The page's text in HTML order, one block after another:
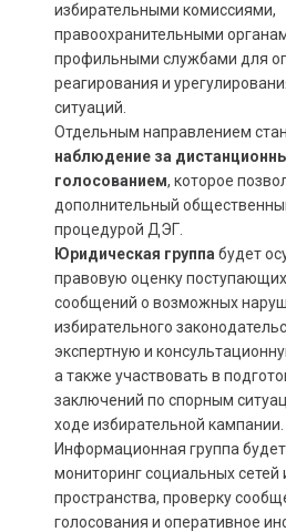
избирательными комиссиями,
правоохранительными
профильными службами для
реагирования и
ситуаций.
Отдельным направлением
наблюдение за
голосованием, которое
дополнительный
процедурой ДЭГ.
Юридическая группа будет
правовую оценку
сообщений о возможных
избирательного
экспертную и
а также участвовать в
заключений по спорным
ходе избирательной кампании.
Информационная группа
мониторинг социальных сетей
пространства, проверку
голосования и оперативное